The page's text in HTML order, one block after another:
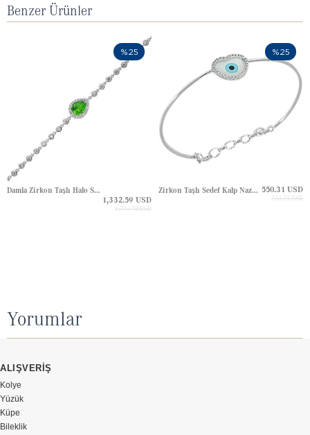
Benzer Ürünler
Damla Zirkon Taşlı Halo Su Yolu Altın Bileklik
1,332.59 USD
1,776.78 USD
%25
Zirkon Taşlı Sedef Kalp Nazar Göz Halo Altın Bilezik 550.31 USD
733.75 USD
%25
Yorumlar
ALIŞVERİŞ
Kolye
Yüzük
Küpe
Bileklik